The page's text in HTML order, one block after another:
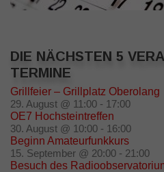
DIE NÄCHSTEN 5
TERMINE
Grillfeier – Grillplatz Oberolang
29. August @ 11:00 - 17:00
OE7 Hochsteintreffen
30. August @ 10:00 - 16:00
Beginn Amateurfunkkurs
15. September @ 20:00 - 21:00
Besuch des